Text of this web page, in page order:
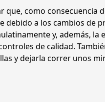
que, como
debido a los cambios de
y, además,
de calidad.
y dejarla correr unos